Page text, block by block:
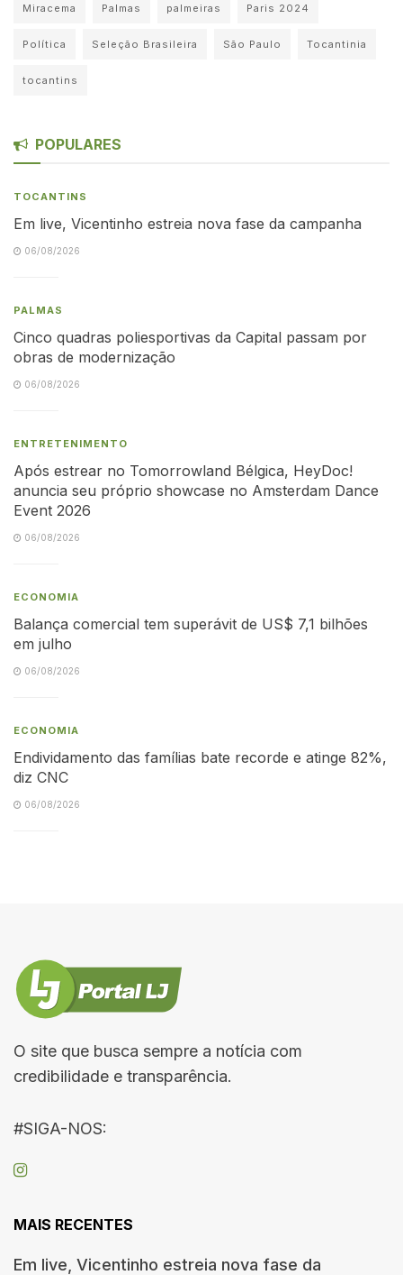
Miracema Palmas palmeiras Paris 2024
Política Seleção Brasileira São Paulo Tocantinia
tocantins
POPULARES
TOCANTINS
Em live, Vicentinho estreia nova fase da campanha
06/08/2026
PALMAS
Cinco quadras poliesportivas da Capital passam por
obras de modernização
06/08/2026
ENTRETENIMENTO
Após estrear no Tomorrowland Bélgica, HeyDoc!
anuncia seu próprio showcase no Amsterdam Dance
Event 2026
06/08/2026
ECONOMIA
Balança comercial tem superávit de US$ 7,1 bilhões
em julho
06/08/2026
ECONOMIA
Endividamento das famílias bate recorde e atinge 82%,
diz CNC
06/08/2026
O site que busca sempre a notícia com
credibilidade e transparência.
#SIGA-NOS:
MAIS RECENTES
Em live, Vicentinho estreia nova fase da